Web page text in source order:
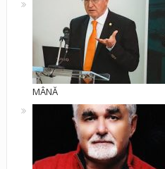
MÂNĂ